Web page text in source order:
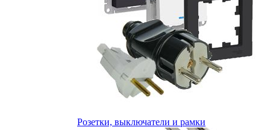
Розетки, выключатели и рамки